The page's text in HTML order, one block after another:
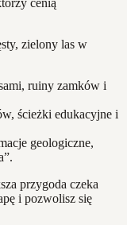
ruiny zamków i
ścieżki edukacyjne i
geologiczne,
przygoda czeka
i pozwolisz się